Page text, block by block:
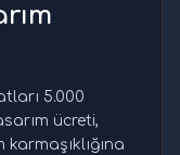
5.000
ücreti,